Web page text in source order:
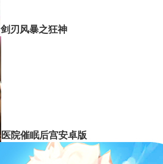
剑刃风暴之狂神
医院催眠后宫安卓版